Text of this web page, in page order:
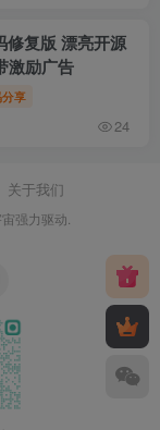
修复版 漂亮开源
激励广告
享
24
关于我们
强力驱动.